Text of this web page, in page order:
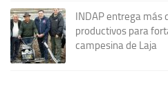
INDAP entrega más
productivos para
campesina de Laja